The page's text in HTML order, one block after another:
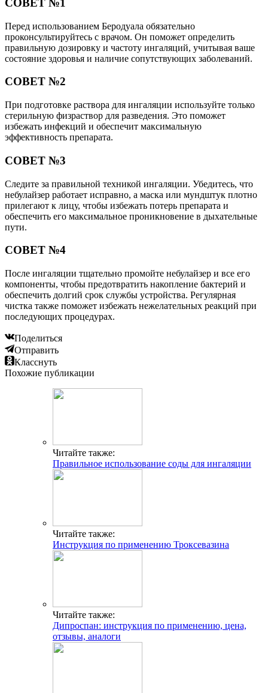
СОВЕТ №1
Перед использованием Беродуала обязательно
проконсультируйтесь с врачом. Он поможет определить
правильную дозировку и частоту ингаляций, учитывая ваше
состояние здоровья и наличие сопутствующих заболеваний.
СОВЕТ №2
При подготовке раствора для ингаляции используйте только
стерильную физраствор для разведения. Это поможет
избежать инфекций и обеспечит максимальную
эффективность препарата.
СОВЕТ №3
Следите за правильной техникой ингаляции. Убедитесь, что
небулайзер работает исправно, а маска или мундштук плотно
прилегают к лицу, чтобы избежать потерь препарата и
обеспечить его максимальное проникновение в дыхательные
пути.
СОВЕТ №4
После ингаляции тщательно промойте небулайзер и все его
компоненты, чтобы предотвратить накопление бактерий и
обеспечить долгий срок службы устройства. Регулярная
чистка также поможет избежать нежелательных реакций при
последующих процедурах.
Поделиться
Отправить
Класснуть
Похожие публикации
Читайте также:
Правильное использование соды для ингаляции
Читайте также:
Инструкция по применению Троксевазина
Читайте также:
Дипроспан: инструкция по применению, цена,
отзывы, аналоги